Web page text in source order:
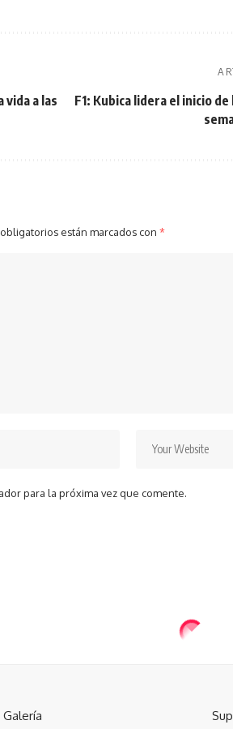
vida a las
F1: Kubica lidera el inicio
están marcados con *
para la próxima vez que comente.
Galería